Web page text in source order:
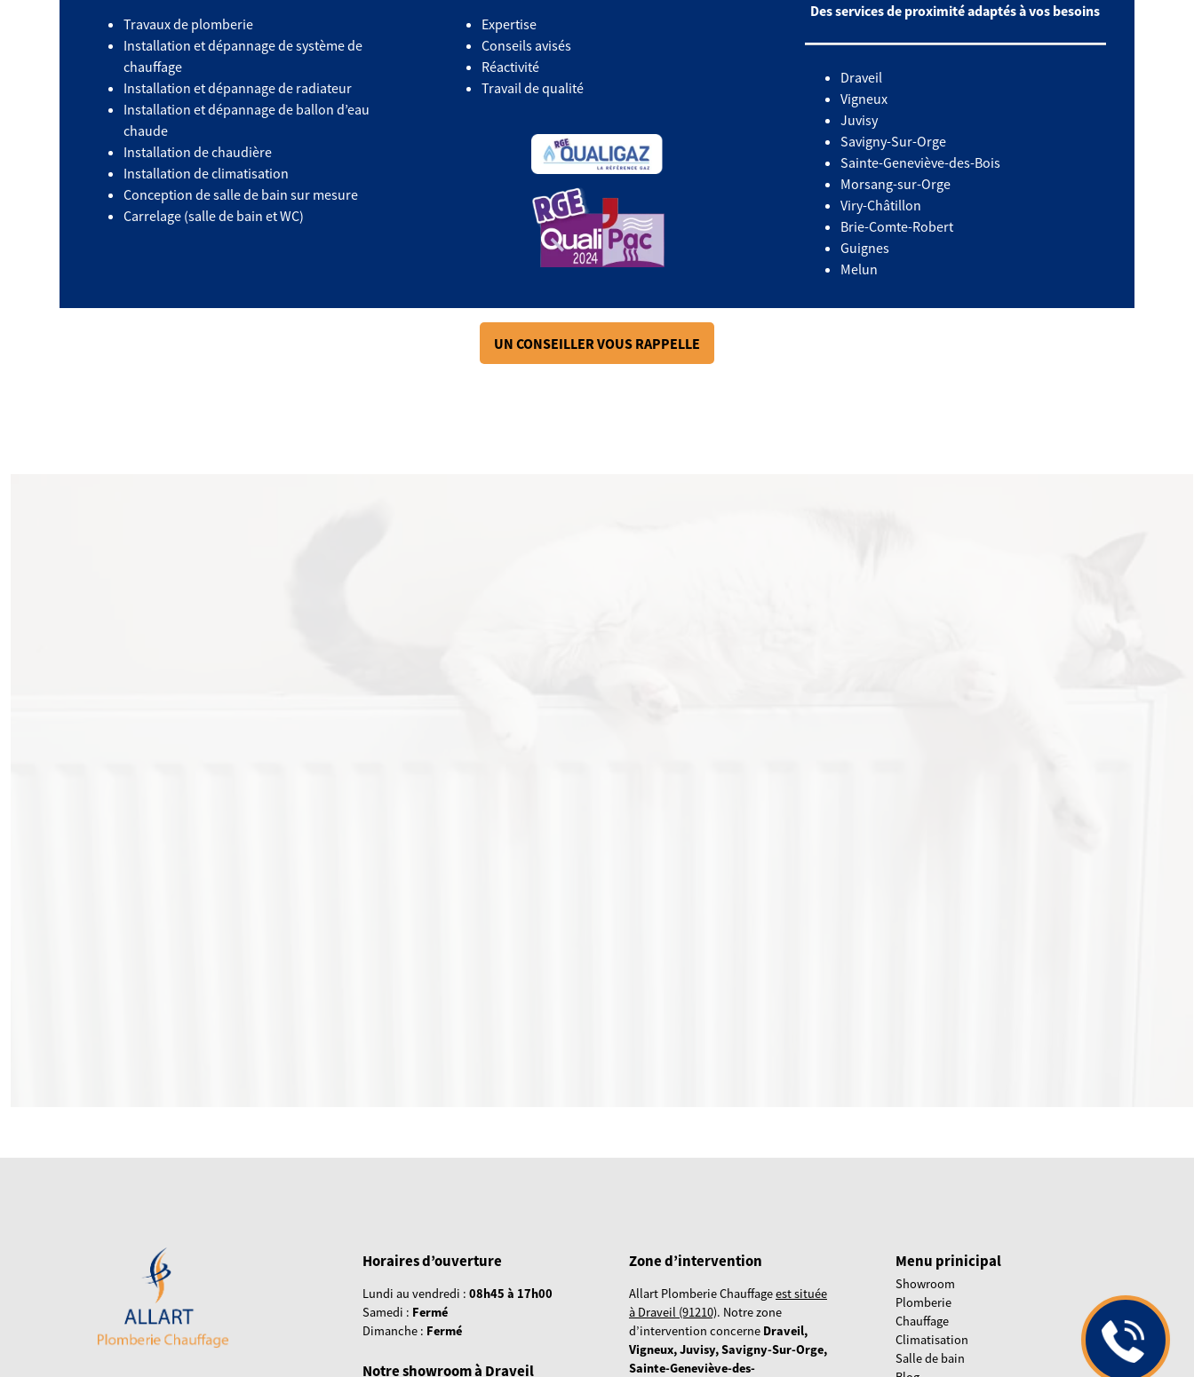
Travaux de plomberie
Installation et dépannage de système de
chauffage
Installation et dépannage de radiateur
Installation et dépannage de ballon d’eau
chaude
Installation de chaudière
Installation de climatisation
Conception de salle de bain sur mesure
Carrelage (salle de bain et WC)
Expertise
Conseils avisés
Réactivité
Travail de qualité
Des services de proximité adaptés à vos besoins
Draveil
Vigneux
Juvisy
Savigny-Sur-Orge
Sainte-Geneviève-des-Bois
Morsang-sur-Orge
Viry-Châtillon
Brie-Comte-Robert
Guignes
Melun
UN CONSEILLER VOUS RAPPELLE
Horaires d’ouverture
Lundi au vendredi : 08h45 à 17h00
Samedi : Fermé
Dimanche : Fermé
Notre showroom à Draveil
Zone d’intervention
Allart Plomberie Chauffageest située
à Draveil (91210). Notre zone
d’intervention concerne Draveil,
Vigneux, Juvisy, Savigny-Sur-Orge,
Sainte-Geneviève-des-
Menu prinicipal
Showroom
Plomberie
Chauffage
Climatisation
Salle de bain